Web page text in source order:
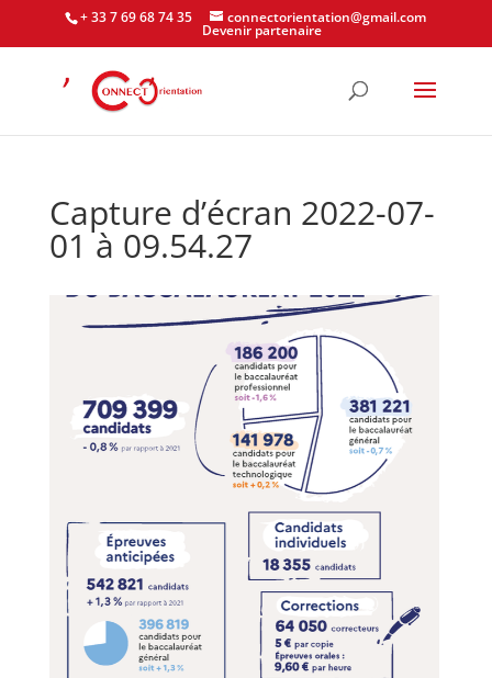
+ 33 7 69 68 74 35 connectorientation@gmail.com
Devenir partenaire
Capture d’écran 2022-07-
01 à 09.54.27